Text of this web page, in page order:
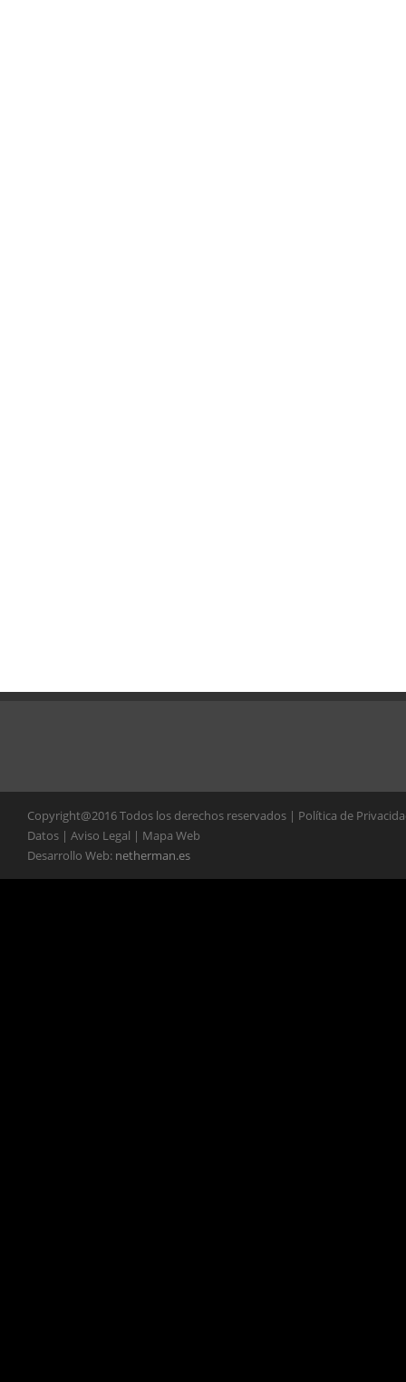
Copyright@2016 Todos los derechos reservados | Política de
Datos | Aviso Legal | Mapa Web
Desarrollo Web: netherman.es